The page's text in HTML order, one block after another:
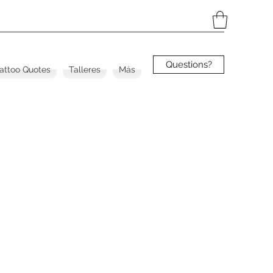
Quotes Talleres Más Questions?